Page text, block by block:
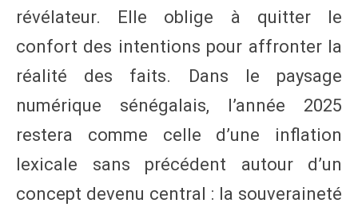
révélateur. Elle oblige à quitter le
confort des intentions pour affronter la
réalité des faits. Dans le paysage
numérique sénégalais, l’année 2025
restera comme celle d’une inflation
lexicale sans précédent autour d’un
concept devenu central : la souveraineté